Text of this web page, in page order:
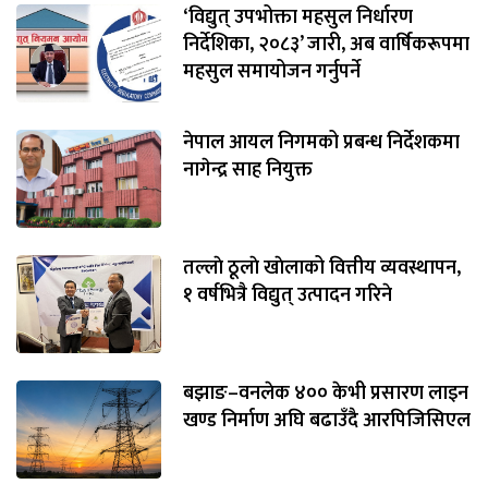
‘विद्युत् उपभोक्ता महसुल निर्धारण
निर्देशिका, २०८३’ जारी, अब वार्षिकरूपमा
महसुल समायोजन गर्नुपर्ने
नेपाल आयल निगमको प्रबन्ध निर्देशकमा
नागेन्द्र साह नियुक्त
तल्लाे ठूलाे खाेलाको वित्तीय व्यवस्थापन,
१ वर्षभित्रै विद्युत् उत्पादन गरिने
बझाङ–वनलेक ४०० केभी प्रसारण लाइन
खण्ड निर्माण अघि बढाउँदै आरपिजिसिएल